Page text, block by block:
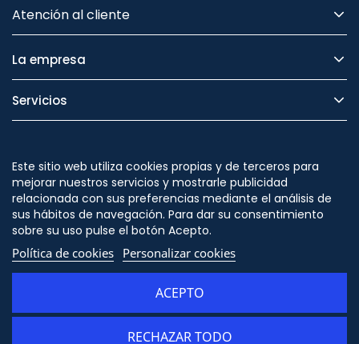
Atención al cliente
La empresa
Servicios
Seguridad
Este sitio web utiliza cookies propias y de terceros para
mejorar nuestros servicios y mostrarle publicidad
relacionada con sus preferencias mediante el análisis de
sus hábitos de navegación. Para dar su consentimiento
sobre su uso pulse el botón Acepto.
Política de cookies Personalizar cookies
RECHAZAR TODO
ACEPTO
Síguenos en